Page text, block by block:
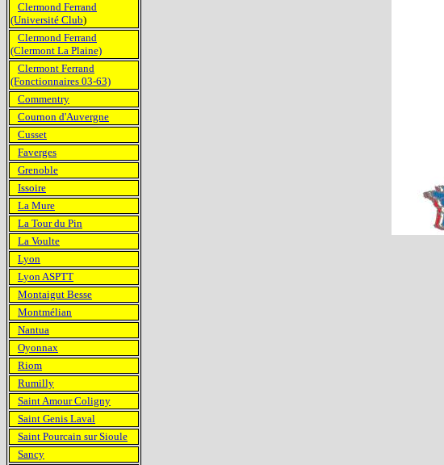
Clermond Ferrand
(Université Club)
Clermond Ferrand
(Clermont La Plaine)
Clermont Ferrand
(Fonctionnaires 03-63)
Commentry
Cournon d'Auvergne
Cusset
Faverges
Grenoble
Issoire
La Mure
La Tour du Pin
La Voulte
Lyon
Lyon ASPTT
Montaigut Besse
Montmélian
Nantua
Oyonnax
Riom
Rumilly
Saint Amour Coligny
Saint Genis Laval
Saint Pourcain sur Sioule
Sancy